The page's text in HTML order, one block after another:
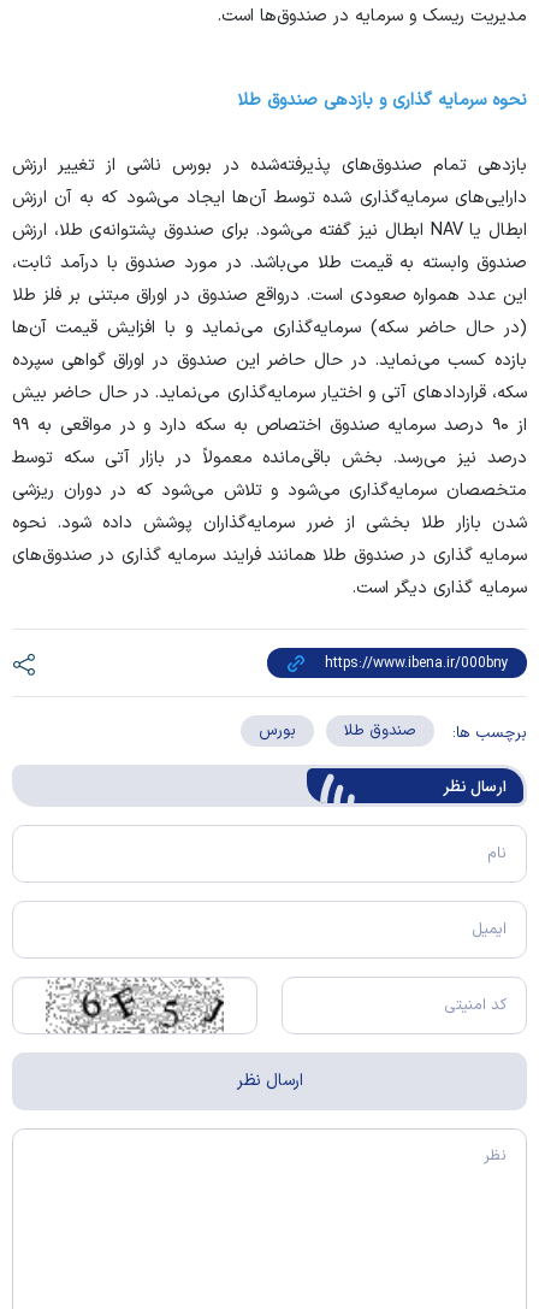
مدیریت ریسک و سرمایه در صندوق‌ها است.
نحوه سرمایه گذاری و بازدهی صندوق طلا
بازدهی تمام صندوق‌های پذیرفته‌شده در بورس ناشی از تغییر ارزش
دارایی‌های سرمایه‌گذاری شده توسط آن‌ها ایجاد می‌شود که به آن ارزش
ابطال یا NAV ابطال نیز گفته می‌شود. برای صندوق پشتوانه‌ی طلا، ارزش
صندوق وابسته به قیمت طلا می‌باشد. در مورد صندوق با درآمد ثابت،
این عدد همواره صعودی است. درواقع صندوق در اوراق مبتنی بر فلز طلا
(در حال حاضر سکه) سرمایه‌گذاری می‌نماید و با افزایش قیمت آن‌ها
بازده کسب می‌نماید. در حال حاضر این صندوق در اوراق گواهی سپرده
سکه، قرارداد‌های آتی و اختیار سرمایه‌گذاری می‌نماید. در حال حاضر بیش
از ۹۰ درصد سرمایه صندوق اختصاص به سکه دارد و در مواقعی به ۹۹
درصد نیز می‌رسد. بخش باقی‌مانده معمولاً در بازار آتی سکه توسط
متخصصان سرمایه‌گذاری می‌شود و تلاش می‌شود که در دوران ریزشی
شدن بازار طلا بخشی از ضرر سرمایه‌گذاران پوشش داده شود. نحوه
سرمایه گذاری در صندوق طلا همانند فرایند سرمایه گذاری در صندوق‌های
سرمایه گذاری دیگر است.
برچسب ها: صندوق طلا بورس
ارسال‌ نظر